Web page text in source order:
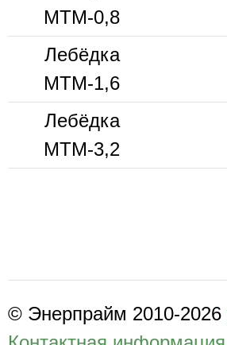
МТМ-0,8
Лебёдка
МТМ-1,6
Лебёдка
МТМ-3,2
© Энерпрайм 2010-2026